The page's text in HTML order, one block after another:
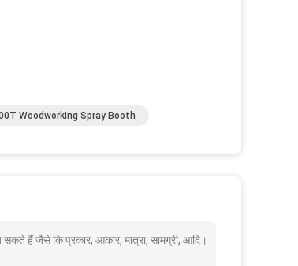
Woodworking Spray Booth
हैं जैसे कि प्रकार, आकार, मात्रा, सामग्री, आदि।